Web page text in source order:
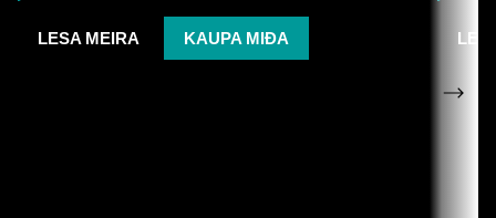
LESA MEIRA KAUPA MIÐA